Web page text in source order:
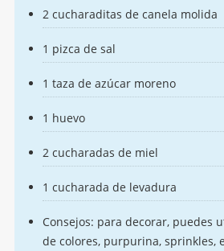
2 cucharaditas de canela molida
1 pizca de sal
1 taza de azúcar moreno
1 huevo
2 cucharadas de miel
1 cucharada de levadura
Consejos: para decorar, puedes
de colores, purpurina, sprinkles,